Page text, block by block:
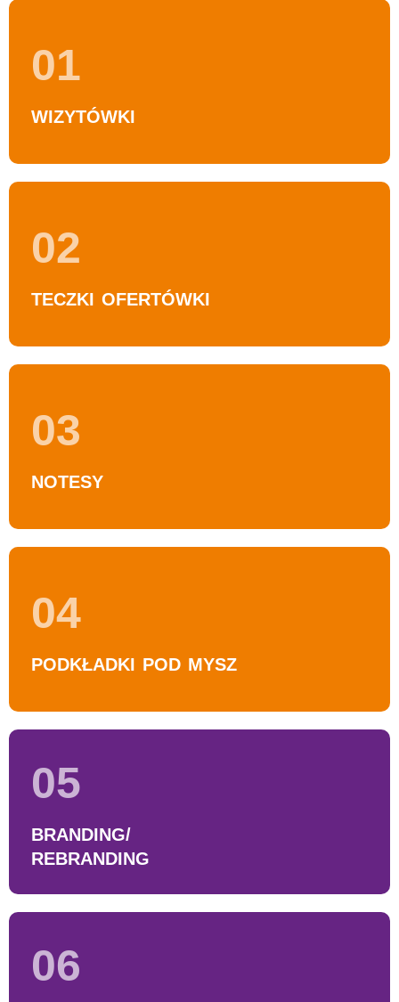
01
WIZYTÓWKI
02
TECZKI OFERTÓWKI
03
NOTESY
04
PODKŁADKI POD MYSZ
05
BRANDING/
REBRANDING
06